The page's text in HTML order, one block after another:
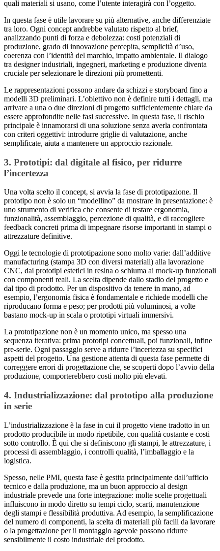
quali materiali si usano, come l’utente interagirà con l’oggetto.
In questa fase è utile lavorare su più alternative, anche differenziate
tra loro. Ogni concept andrebbe valutato rispetto al brief,
analizzando punti di forza e debolezza: costi potenziali di
produzione, grado di innovazione percepita, semplicità d’uso,
coerenza con l’identità del marchio, impatto ambientale. Il dialogo
tra designer industriali, ingegneri, marketing e produzione diventa
cruciale per selezionare le direzioni più promettenti.
Le rappresentazioni possono andare da schizzi e storyboard fino a
modelli 3D preliminari. L’obiettivo non è definire tutti i dettagli, ma
arrivare a una o due direzioni di progetto sufficientemente chiare da
essere approfondite nelle fasi successive. In questa fase, il rischio
principale è innamorarsi di una soluzione senza averla confrontata
con criteri oggettivi: introdurre griglie di valutazione, anche
semplificate, aiuta a mantenere un approccio razionale.
3. Prototipi: dal digitale al fisico, per ridurre
l’incertezza
Una volta scelto il concept, si avvia la fase di prototipazione. Il
prototipo non è solo un “modellino” da mostrare in presentazione: è
uno strumento di verifica che consente di testare ergonomia,
funzionalità, assemblaggio, percezione di qualità, e di raccogliere
feedback concreti prima di impegnare risorse importanti in stampi o
attrezzature definitive.
Oggi le tecnologie di prototipazione sono molto varie: dall’additive
manufacturing (stampa 3D con diversi materiali) alla lavorazione
CNC, dai prototipi estetici in resina o schiuma ai mock-up funzionali
con componenti reali. La scelta dipende dallo stadio del progetto e
dal tipo di prodotto. Per un dispositivo da tenere in mano, ad
esempio, l’ergonomia fisica è fondamentale e richiede modelli che
riproducano forma e peso; per prodotti più voluminosi, a volte
bastano mock-up in scala o prototipi virtuali immersivi.
La prototipazione non è un momento unico, ma spesso una
sequenza iterativa: prima prototipi concettuali, poi funzionali, infine
pre-serie. Ogni passaggio serve a ridurre l’incertezza su specifici
aspetti del progetto. Una gestione attenta di questa fase permette di
correggere errori di progettazione che, se scoperti dopo l’avvio della
produzione, comporterebbero costi molto più elevati.
4. Industrializzazione: dal prototipo alla produzione
in serie
L’industrializzazione è la fase in cui il progetto viene tradotto in un
prodotto producibile in modo ripetibile, con qualità costante e costi
sotto controllo. È qui che si definiscono gli stampi, le attrezzature, i
processi di assemblaggio, i controlli qualità, l’imballaggio e la
logistica.
Spesso, nelle PMI, questa fase è gestita principalmente dall’ufficio
tecnico e dalla produzione, ma un buon approccio al design
industriale prevede una forte integrazione: molte scelte progettuali
influiscono in modo diretto su tempi ciclo, scarti, manutenzione
degli stampi e flessibilità produttiva. Ad esempio, la semplificazione
del numero di componenti, la scelta di materiali più facili da lavorare
o la progettazione per il montaggio agevole possono ridurre
sensibilmente il costo industriale del prodotto.